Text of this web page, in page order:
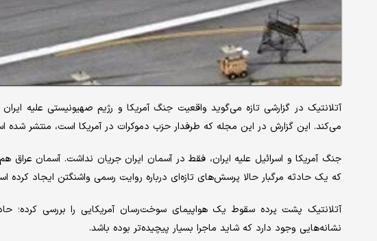
آتلانتیک در گزارشی تازه می‌گوید واقعیت جنگ آمریکا و رژیم صهیونیستی علیه
می‌کند. این گزارش در این مجله که طرفدار حزب دموکرات در آمریکا است، منتشر شده
جنگ آمریکا و اسرائیل علیه ایران، فقط در آسمان ایران جریان نداشت. آسمان عراق
که یک حادثه مرگبار حالا پرسش‌های تازه‌ای درباره روایت رسمی واشنگتن ایجاد کرده
آتلانتیک پشت پرده سقوط یک هواپیمای سوخت‌رسان آمریکایی را بررسی کرده؛
نشانه‌هایی وجود دارد که شاید ماجرا بسیار پیچیده‌تر بوده باشد.